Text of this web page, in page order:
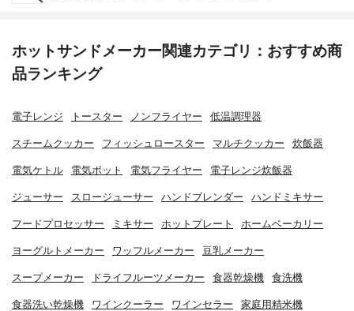
ホットサンドメーカー関連カテゴリ：おすすめ商
品ランキング
電子レンジ トースター ノンフライヤー 低温調理器
スチームクッカー フィッシュロースター マルチクッカー 炊飯器
電気ケトル 電気ポット 電気フライヤー 電子レンジ炊飯器
ジューサー スロージューサー ハンドブレンダー ハンドミキサー
フードプロセッサー ミキサー ホットプレート ホームベーカリー
ヨーグルトメーカー ワッフルメーカー 豆乳メーカー
スープメーカー ドライフルーツメーカー 食器乾燥機 食洗機
食器洗い乾燥機 ワインクーラー ワインセラー 家庭用精米機